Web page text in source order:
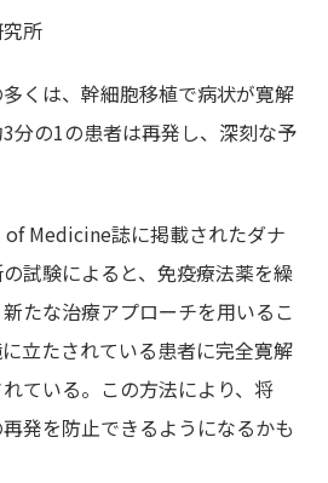
所
くは、幹細胞移植で病状が寛解
分の1の患者は再発し、深刻な予
Medicine誌に掲載されたダナ
試験によると、免疫療法薬を繰
たな治療アプローチを用いるこ
立たされている患者に完全寛解
ている。この方法により、将
発を防止できるようになるかも